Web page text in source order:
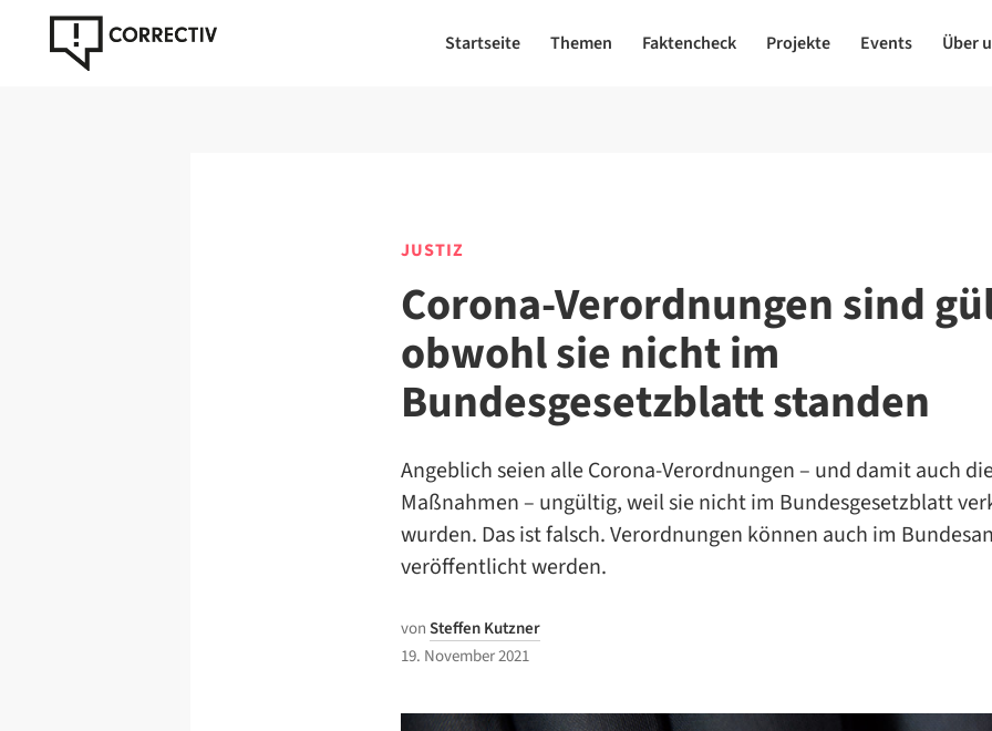
Startseite Themen Faktencheck Projekte Events Über
JUSTIZ
Corona-Verordnungen sind
obwohl sie nicht im
Bundesgesetzblatt standen
Angeblich seien alle Corona-Verordnungen – und damit auch
Maßnahmen – ungültig, weil sie nicht im Bundesgesetzblatt
wurden. Das ist falsch. Verordnungen können auch im
veröffentlicht werden.
vonSteffen Kutzner
19. November 2021